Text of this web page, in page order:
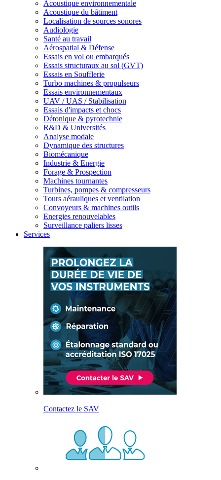
Acoustique environnementale
Acoustique du bâtiment
Localisation de sources sonores
Audiologie
Santé au travail
Aérospatial & Défense
Essais en vol ou embarqués
Essais structuraux au sol (GVT)
Essais en Soufflerie
Turbo machines & propulseurs
Essais environnementaux
UAV / UAS / Stabilisation
Essais d'impacts et chocs
Détonique & pyrotechnie
R&D & Universités
Analyse modale
Dynamique des structures
Biomécanique
Industrie & Energie
Forage & Prospection
Machines tournantes
Turbines, pompes & compresseurs
Tours aérauliques et ventilation
Convoyeurs & machines outils
Energies renouvelables
Surveillance paliers lisses
Services
Contactez le SAV